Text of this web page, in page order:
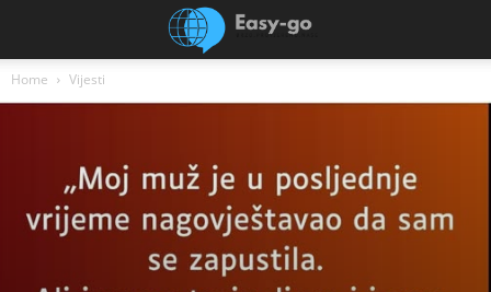
Home Vijesti